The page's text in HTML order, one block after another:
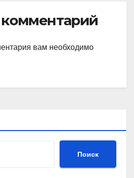
вам необходимо
Поиск